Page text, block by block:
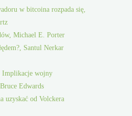
w bitcoina rozpada się,
Michael E. Porter
Santul Nerkar
Implikacje wojny
Edwards
uzyskać od Volckera